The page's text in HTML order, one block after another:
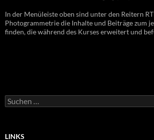
In der Menüleiste oben sind unter den Reitern
Photogrammetrie die Inhalte und Beiträge zum
finden, die während des Kurses erweitert und
Suchen
nach:
LINKS